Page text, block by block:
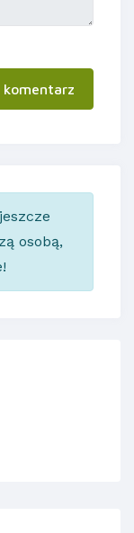
komentarz
osobą,